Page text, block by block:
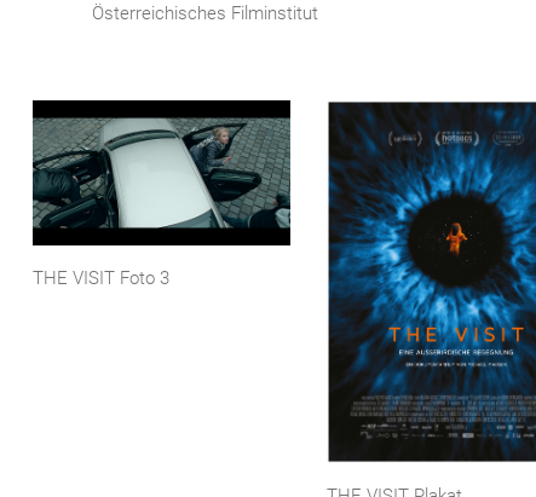
Österreichisches Filminstitut
THE VISIT Foto 3